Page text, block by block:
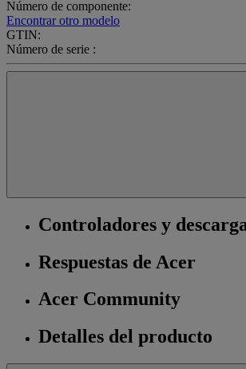
Número de componente:
Encontrar otro modelo
GTIN:
Número de serie :
Controladores y
Respuestas de Acer
Acer Community
Detalles del producto